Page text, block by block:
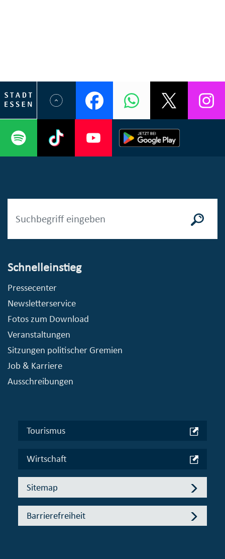
Schnelleinstieg
Pressecenter
Newsletterservice
Fotos zum Download
Veranstaltungen
Sitzungen politischer Gremien
Job & Karriere
Ausschreibungen
Tourismus
Wirtschaft
Sitemap
Barrierefreiheit